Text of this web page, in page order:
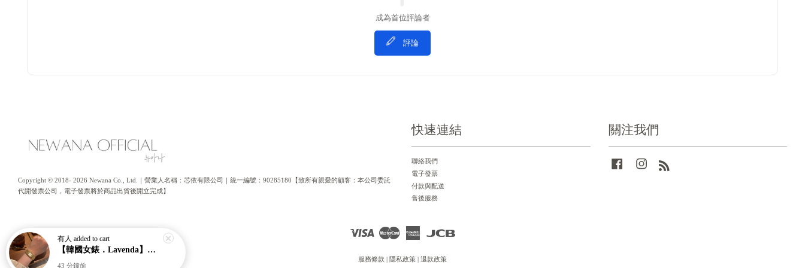
成為首位評論者
評論
Copyright © 2018- 2026 Newana Co., Ltd.｜營業人名稱：芯依有限公司｜統一編號：90285180【致所有親愛的顧客：本公司委託
代開發票公司，電子發票將於商品出貨後開立完成】
快速連結
聯絡我們
電子發票
付款與配送
售後服務
關注我們
Facebook Instagram
Visa
American
服務條款 | 隱私政策 | 退款政策
有人 added to cart
【韓國女錶．Lavenda】爆款熱銷🔥經典之作老錢風編織紋理奢華金錶【nk64】
43 分鐘前